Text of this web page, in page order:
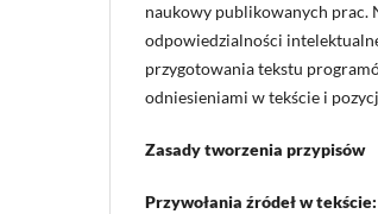
naukowy publikowanych prac.
odpowiedzialności
przygotowania tekstu
odniesieniami w tekście i
Zasady tworzenia przypisów
Przywołania źródeł w tekście: